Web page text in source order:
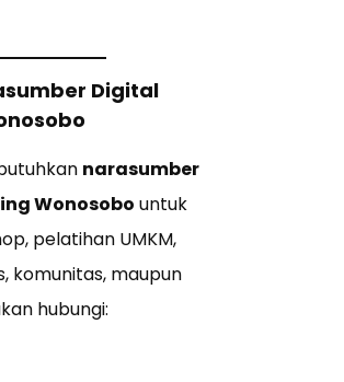
Digital
narasumber
Wonosobo untuk
pelatihan UMKM,
komunitas, maupun
hubungi: